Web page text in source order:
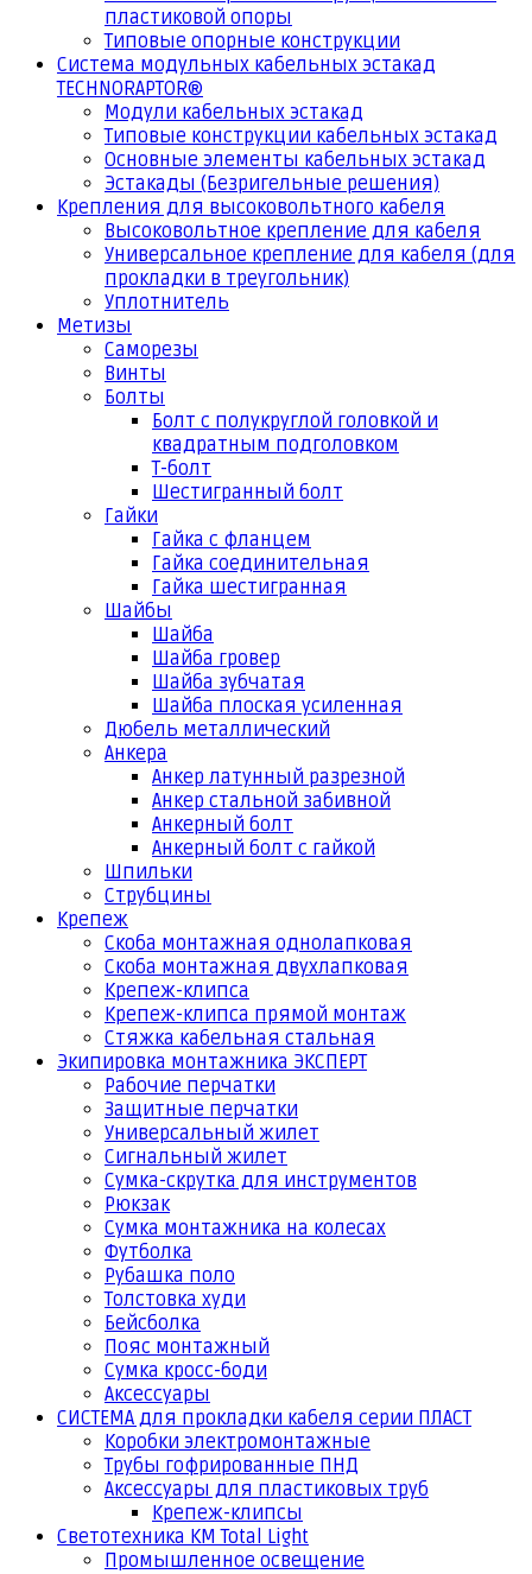
пластиковой опоры
Типовые опорные конструкции
Система модульных кабельных эстакад
TECHNORAPTOR®
Модули кабельных эстакад
Типовые конструкции кабельных эстакад
Основные элементы кабельных эстакад
Эстакады (Безригельные решения)
Крепления для высоковольтного кабеля
Высоковольтное крепление для кабеля
Универсальное крепление для кабеля (для
прокладки в треугольник)
Уплотнитель
Метизы
Саморезы
Винты
Болты
Болт с полукруглой головкой и
квадратным подголовком
Т-болт
Шестигранный болт
Гайки
Гайка с фланцем
Гайка соединительная
Гайка шестигранная
Шайбы
Шайба
Шайба гровер
Шайба зубчатая
Шайба плоская усиленная
Дюбель металлический
Анкера
Анкер латунный разрезной
Анкер стальной забивной
Анкерный болт
Анкерный болт с гайкой
Шпильки
Струбцины
Крепеж
Скоба монтажная однолапковая
Скоба монтажная двухлапковая
Крепеж-клипса
Крепеж-клипса прямой монтаж
Стяжка кабельная стальная
Экипировка монтажника ЭКСПЕРТ
Рабочие перчатки
Защитные перчатки
Универсальный жилет
Сигнальный жилет
Сумка-скрутка для инструментов
Рюкзак
Сумка монтажника на колесах
Футболка
Рубашка поло
Толстовка худи
Бейсболка
Пояс монтажный
Сумка кросс-боди
Аксессуары
СИСТЕМА для прокладки кабеля серии ПЛАСТ
Коробки электромонтажные
Трубы гофрированные ПНД
Аксессуары для пластиковых труб
Крепеж-клипсы
Светотехника КМ Total Light
Промышленное освещение